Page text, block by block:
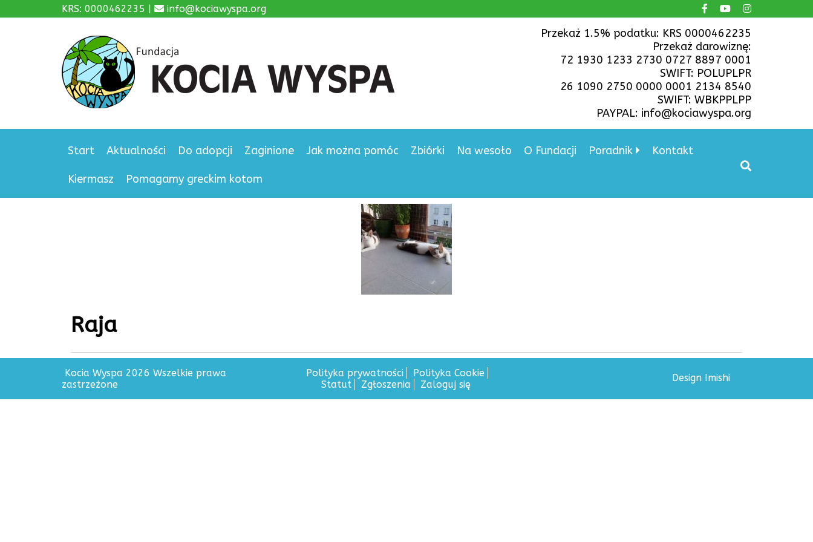
KRS: 0000462235 | info@kociawyspa.org
Przekaż 1.5% podatku: KRS 0000462235
Przekaż darowiznę:
72 1930 1233 2730 0727 8897 0001
SWIFT: POLUPLPR
26 1090 2750 0000 0001 2134 8540
SWIFT: WBKPPLPP
PAYPAL: info@kociawyspa.org
Start Aktualności Do adopcji Zaginione Jak można pomóc Zbiórki Na wesoło O Fundacji Poradnik Kontakt
Kiermasz Pomagamy greckim kotom
Raja
Kocia Wyspa 2026 Wszelkie prawa
zastrzeżone
Polityka prywatności
Polityka Cookie
Statut
Zgłoszenia Zaloguj się
Design Imishi